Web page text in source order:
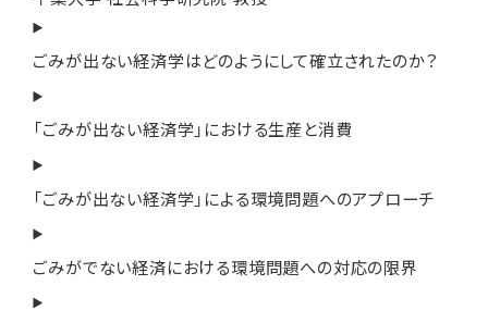
ごみが出ない経済学はどのようにして確立されたのか？
「ごみが出ない経済学」における生産と消費
「ごみが出ない経済学」による環境問題へのアプローチ
ごみがでない経済における環境問題への対応の限界